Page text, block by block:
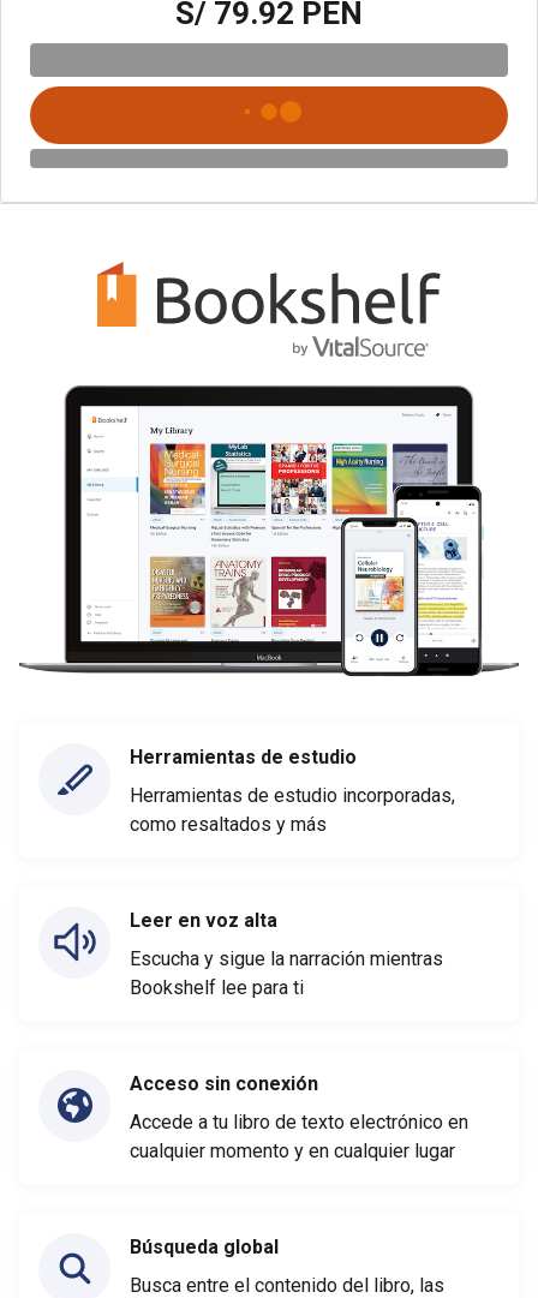
S/ 79.92 PEN
Herramientas de estudio
Herramientas de estudio incorporadas,
como resaltados y más
Leer en voz alta
Escucha y sigue la narración mientras
Bookshelf lee para ti
Acceso sin conexión
Accede a tu libro de texto electrónico en
cualquier momento y en cualquier lugar
Búsqueda global
Busca entre el contenido del libro, las